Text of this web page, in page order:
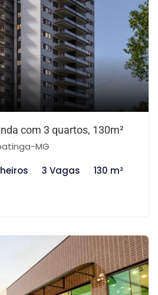
com 3 quartos, 130m²
MG
3 Vagas 130 m²